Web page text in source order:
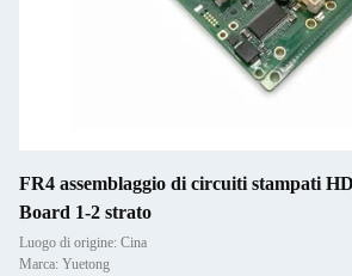
FR4 assemblaggio di circuiti stampati
Board 1-2 strato
Luogo di origine: Cina
Marca: Yuetong